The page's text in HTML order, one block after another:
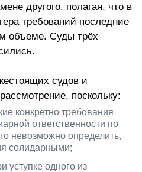
другого, полагая, что в
требований последние
объеме. Суды трёх
судов и
поскольку:
конкретно требования
ответственности по
невозможно определить,
солидарными;
уступке одного из